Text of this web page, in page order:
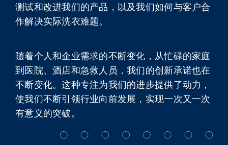
测试和改进我们的产品，以及我们如何与客户合
作解决实际洗衣难题。
随着个人和企业需求的不断变化，从忙碌的家庭
到医院、酒店和急救人员，我们的创新承诺也在
不断变化。这种专注为我们的进步提供了动力，
使我们不断引领行业向前发展，实现一次又一次
有意义的突破。